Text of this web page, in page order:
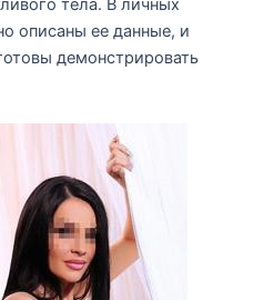
тела. В личных
описаны ее данные, и
демонстрировать